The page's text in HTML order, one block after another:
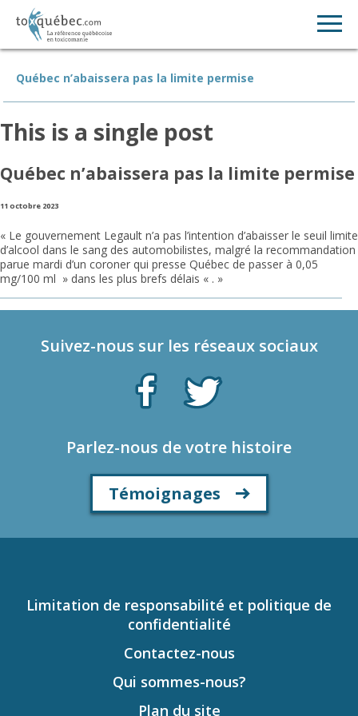
Québec n’abaissera pas la limite permise
This is a single post
Québec n’abaissera pas la limite permise
11 octobre 2023
« Le gouvernement Legault n’a pas l’intention d’abaisser le seuil limite
d’alcool dans le sang des automobilistes, malgré la recommandation
parue mardi d’un coroner qui presse Québec de passer à 0,05
mg/100 ml » dans les plus brefs délais « . »
Suivez-nous sur les réseaux sociaux
Parlez-nous de votre histoire
Témoignages
Limitation de responsabilité et politique de
confidentialité
Contactez-nous
Qui sommes-nous?
Plan du site